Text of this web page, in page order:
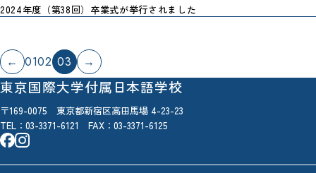
2024年度（第38回）卒業式が挙行されました
← 0102 03 →
東京国際大学付属日本語学校
〒169-0075 東京都新宿区高田馬場 4-23-23
TEL： 03-3371-6121 FAX：03-3371-6125